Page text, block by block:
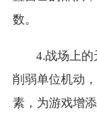
数。
4.战场上
削弱单位机动
素，为游戏增